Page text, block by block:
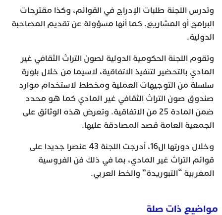
وتدرس اللجنة طلبات الإدراج في القوائم، وكذا مقترحات
البرامج أو المشاريع. كما أنها مسؤولة عن تقديم المصاحبة
الدولية.
وتقوم اللجنة الحكومية الدولية لصون التراث الثقافي غير
المادي بالتحضير لتنفيذ الاتفاقية، لاسيما من خلال بلورة
سلسلة من التوجيهات العملية ومخطط لاستخدام موارد
صندوق صون التراث الثقافي غير المادي كما هو محدد
ضمن المادة 25 من الاتفاقية. وتعرض هذه الوثائق على
الجمعية العامة قصد المصادقة عليها.
وخلال دورتها ال16، أدرجت اللجنة 43 عنصرا جديدا على
قوائم التراث غير المادي، بما في ذلك فن الفروسية
المغربية “التبوريدة” والخط العربي.
مواضيع ذات صلة